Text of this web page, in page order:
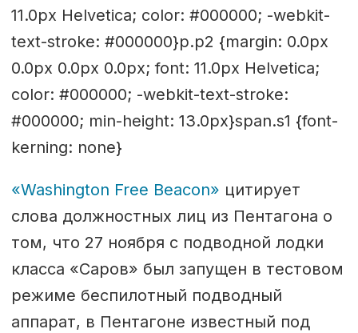
11.0px Helvetica; color: #000000; -webkit-
text-stroke: #000000}p.p2 {margin: 0.0px
0.0px 0.0px 0.0px; font: 11.0px Helvetica;
color: #000000; -webkit-text-stroke:
#000000; min-height: 13.0px}span.s1 {font-
kerning: none}
«Washington Free Beacon» цитирует
слова должностных лиц из Пентагона о
том, что 27 ноября с подводной лодки
класса «Саров» был запущен в тестовом
режиме беспилотный подводный
аппарат, в Пентагоне известный под